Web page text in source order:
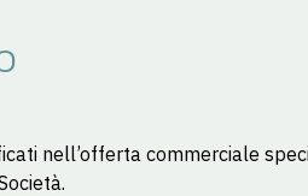
nell’offerta commerciale